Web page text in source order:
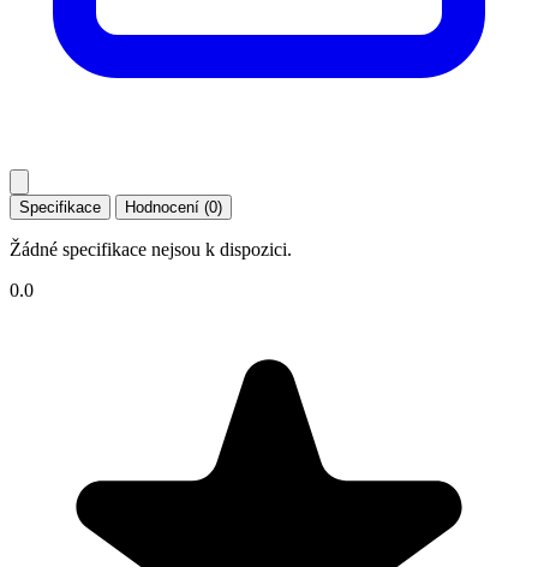
Specifikace Hodnocení (0)
Žádné specifikace nejsou k dispozici.
0.0